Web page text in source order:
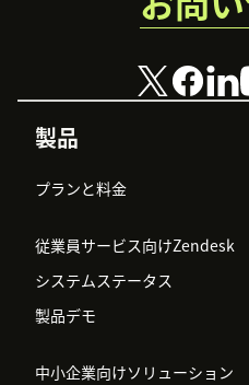
製品
プランと料金
従業員サービス向けZendesk
システムステータス
製品デモ
中小企業向けソリューション